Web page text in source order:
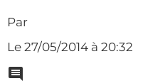
Par
Le 27/05/2014 à 20:32